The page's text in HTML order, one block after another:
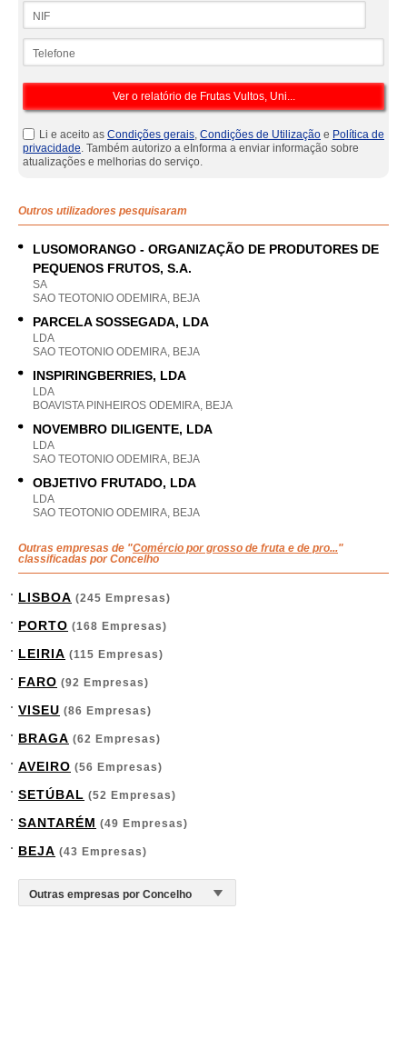
Li e aceito as Condições gerais, Condições de Utilização e Política de
privacidade. Também autorizo a eInforma a enviar informação sobre
atualizações e melhorias do serviço.
Outros utilizadores pesquisaram
LUSOMORANGO - ORGANIZAÇÃO DE PRODUTORES DE
PEQUENOS FRUTOS, S.A.
SA
SAO TEOTONIO ODEMIRA, BEJA
PARCELA SOSSEGADA, LDA
LDA
SAO TEOTONIO ODEMIRA, BEJA
INSPIRINGBERRIES, LDA
LDA
BOAVISTA PINHEIROS ODEMIRA, BEJA
NOVEMBRO DILIGENTE, LDA
LDA
SAO TEOTONIO ODEMIRA, BEJA
OBJETIVO FRUTADO, LDA
LDA
SAO TEOTONIO ODEMIRA, BEJA
Outras empresas de "Comércio por grosso de fruta e de pro..."
classificadas por Concelho
LISBOA (245 Empresas)
PORTO (168 Empresas)
LEIRIA (115 Empresas)
FARO (92 Empresas)
VISEU (86 Empresas)
BRAGA (62 Empresas)
AVEIRO (56 Empresas)
SETÚBAL (52 Empresas)
SANTARÉM (49 Empresas)
BEJA (43 Empresas)